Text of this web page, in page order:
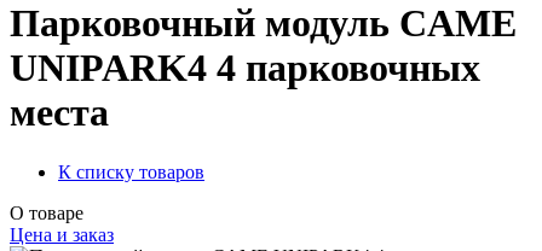
Парковочный модуль CAME
UNIPARK4 4 парковочных
места
К списку товаров
О товаре
Цена и заказ